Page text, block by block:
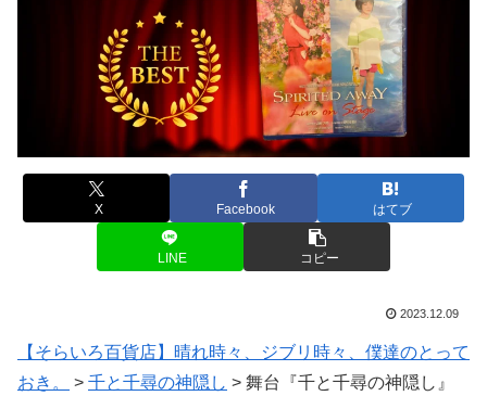
X Facebook はてブ
LINE コピー
2023.12.09
【そらいろ百貨店】晴れ時々、ジブリ時々、僕達のとって
おき。
> 千と千尋の神隠し > 舞台『千と千尋の神隠し』